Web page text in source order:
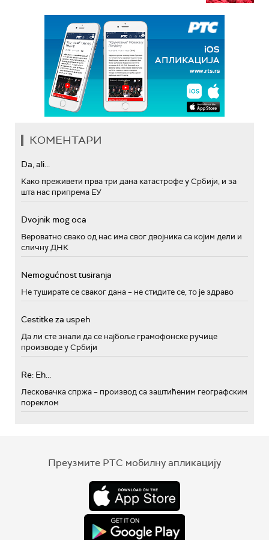
КОМЕНТАРИ
Da, ali...
Како преживети прва три дана катастрофе у Србији, и за
шта нас припрема ЕУ
Dvojnik mog oca
Вероватно свако од нас има свог двојника са којим дели и
сличну ДНК
Nemogućnost tusiranja
Не туширате се сваког дана – не стидите се, то је здраво
Cestitke za uspeh
Да ли сте знали да се најбоље грамофонске ручице
производе у Србији
Re: Eh...
Лесковачка спржа – производ са заштићеним географским
пореклом
Преузмите РТС мобилну апликацију